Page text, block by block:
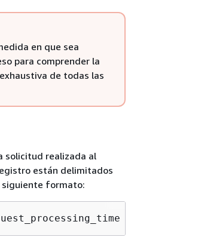
en que sea
para comprender la
de todas las
solicitud realizada al
están delimitados
siguiente formato: